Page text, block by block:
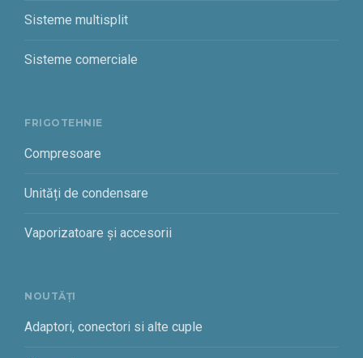
Sisteme multisplit
Sisteme comerciale
FRIGOTEHNIE
Compresoare
Unități de condensare
Vaporizatoare și accesorii
NOUTĂȚI
Adaptori, conectori si alte cuple